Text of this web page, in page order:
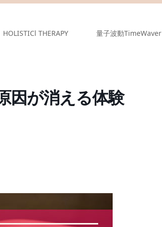
HOLISTICl THERAPY 量子波動TimeWaver
因が消える体験